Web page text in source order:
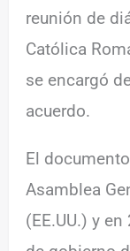
reunión de
Católica
se encargó
acuerdo.
El
Asamblea
(EE.UU.) y